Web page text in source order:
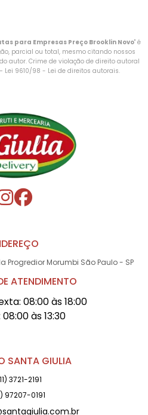
para Empresas Preço Brooklin Novo" é
parcial ou total, mesmo citando nossos
autor. Crime de violação de direito autoral
Lei 9610/98 - Lei de direitos autorais.
Progredior Morumbi São Paulo - SP
ATENDIMENTO
08:00 às 18:00
às 13:30
SANTA GIULIA
3721-2191
97207-0191